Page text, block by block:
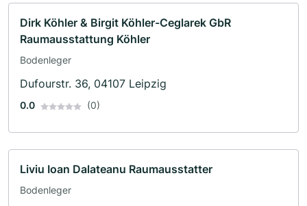
Dirk Köhler & Birgit Köhler-Ceglarek GbR
Raumausstattung Köhler
Bodenleger
Dufourstr. 36, 04107 Leipzig
0.0 (0)
Liviu Ioan Dalateanu Raumausstatter
Bodenleger